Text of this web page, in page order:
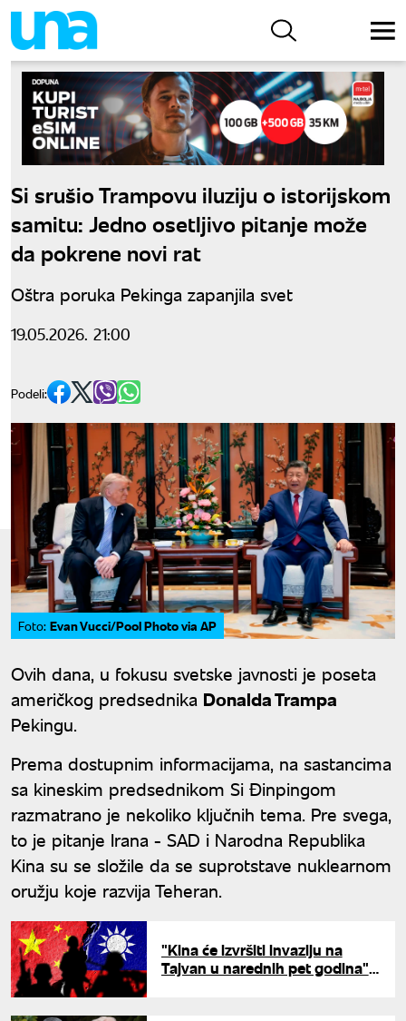
Si srušio Trampovu iluziju o istorijskom
samitu: Jedno osetljivo pitanje može
da pokrene novi rat
Oštra poruka Pekinga zapanjila svet
19.05.2026. 21:00
Podeli:
Foto: Evan Vucci/Pool Photo via AP
Ovih dana, u fokusu svetske javnosti je poseta
američkog predsednika Donalda Trampa
Pekingu.
Prema dostupnim informacijama, na sastancima
sa kineskim predsednikom Si Đinpingom
razmatrano je nekoliko ključnih tema. Pre svega,
to je pitanje Irana - SAD i Narodna Republika
Kina su se složile da se suprotstave nuklearnom
oružju koje razvija Teheran.
"Kina će izvršiti invaziju na
Tajvan u narednih pet godina":